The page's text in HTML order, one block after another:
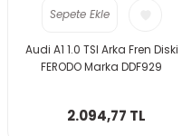
Sepete Ekle
Audi A1 1.0 TSI Arka Fren Diski
FERODO Marka DDF929
2.094,77 TL